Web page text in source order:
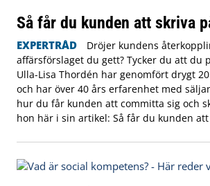
Så får du kunden att skriva
EXPERTRÅD
Dröjer kundens
affärsförslaget du gett? Tycker du att du
Ulla-Lisa Thordén har genomfört drygt
och har över 40 års erfarenhet med
hur du får kunden att committa sig och
hon här i sin artikel: Så får du kunden